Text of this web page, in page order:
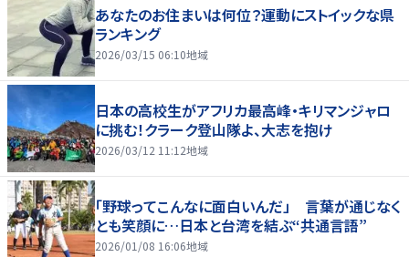
あなたのお住まいは何位？運動にストイックな県
ランキング
2026/03/15 06:10地域
日本の高校生がアフリカ最高峰・キリマンジャロ
に挑む！クラーク登山隊よ、大志を抱け
2026/03/12 11:12地域
「野球ってこんなに面白いんだ」 言葉が通じなく
とも笑顔に…日本と台湾を結ぶ“共通言語”
2026/01/08 16:06地域